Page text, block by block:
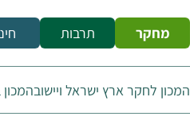
מחקר תרבות
המכון לחקר ארץ ישראל ויישובה